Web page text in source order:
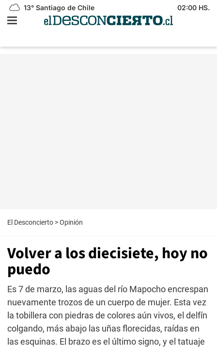
13° Santiago de Chile 02:00 HS.
El Desconcierto >Opinión
Volver a los diecisiete, hoy no
puedo
Es 7 de marzo, las aguas del río Mapocho encrespan
nuevamente trozos de un cuerpo de mujer. Esta vez
la tobillera con piedras de colores aún vivos, el delfín
colgando, más abajo las uñas florecidas, raídas en
las esquinas. El brazo es el último signo, y el tatuaje